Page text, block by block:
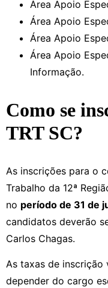
Área Apoio
Área Apoio
Área Apoio
Área Apoio
Informação.
Como se
TRT SC?
As inscrições para o
Trabalho da 12ª
no período de 31 de
candidatos deverão
Carlos Chagas.
As taxas de inscrição
depender do cargo